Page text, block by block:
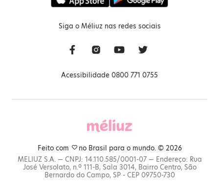
Siga o Méliuz nas redes sociais
Acessibilidade 0800 771 0755
Feito com
no Brasil para o mundo. © 2026
MELIUZ S.A. — CNPJ: 14.110.585/0001-07 — Endereço: Rua
José Versolato, n.º 111-B, Sala 3014, Bairro Centro, São
Bernardo do Campo, SP - CEP 09750-730